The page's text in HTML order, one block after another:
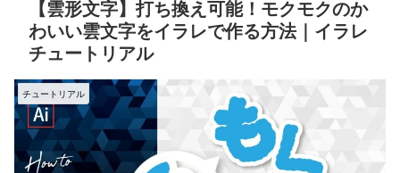
【雲形文字】打ち換え可能！モクモクのか
わいい雲文字をイラレで作る方法｜イラレ
チュートリアル
チュートリアル